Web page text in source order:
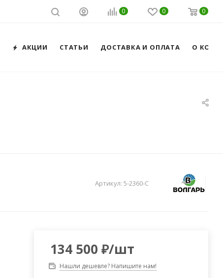
0 0 0
АКЦИИ СТАТЬИ ДОСТАВКА И ОПЛАТА О
Артикул: 5-2360-С
134 500 ₽/шт
Нашли дешевле? Напишите нам!